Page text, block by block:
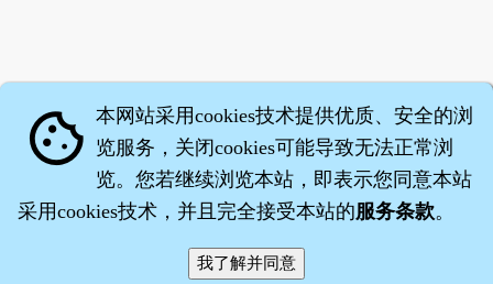
·沈药子©2008～2026
cookie 本网站采用cookies技术提供优质、安全的浏
览服务，关闭cookies可能导致无法正常浏
览。您若继续浏览本站，即表示您同意本站
采用cookies技术，并且完全接受本站的服务条款。